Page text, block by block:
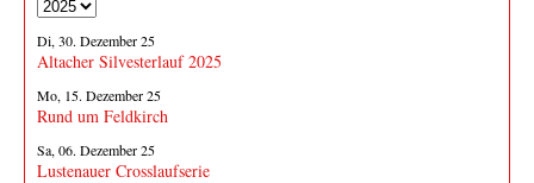
Di, 30. Dezember 25
Altacher Silvesterlauf 2025
Mo, 15. Dezember 25
Rund um Feldkirch
Sa, 06. Dezember 25
Lustenauer Crosslaufserie